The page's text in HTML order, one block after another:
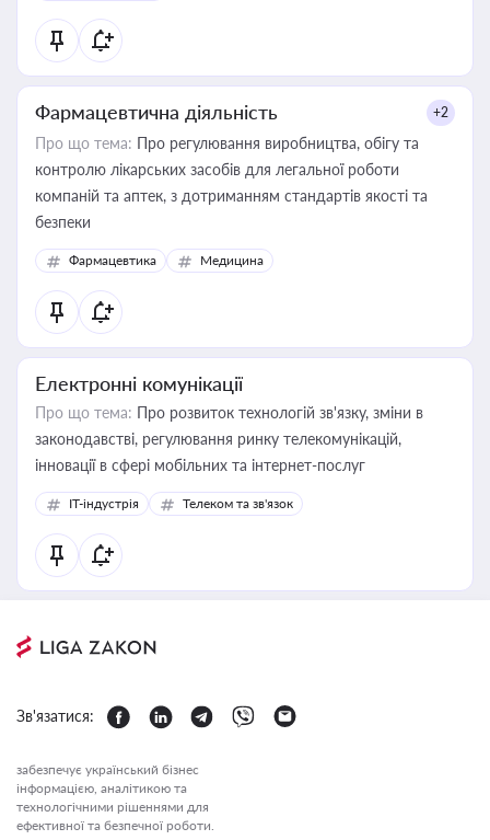
Фармацевтична діяльність +2
Про що тема: Про регулювання виробництва, обігу та
контролю лікарських засобів для легальної роботи
компаній та аптек, з дотриманням стандартів якості та
безпеки
Фармацевтика Медицина
Електронні комунікації
Про що тема: Про розвиток технологій зв'язку, зміни в
законодавстві, регулювання ринку телекомунікацій,
інновації в сфері мобільних та інтернет-послуг
IT-індустрія Телеком та зв'язок
Зв'язатися:
забезпечує український бізнес
інформацією, аналітикою та
технологічними рішеннями для
ефективної та безпечної роботи.